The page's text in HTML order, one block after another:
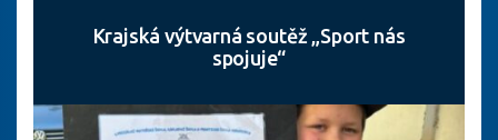
Krajská výtvarná soutěž „Sport nás
spojuje“